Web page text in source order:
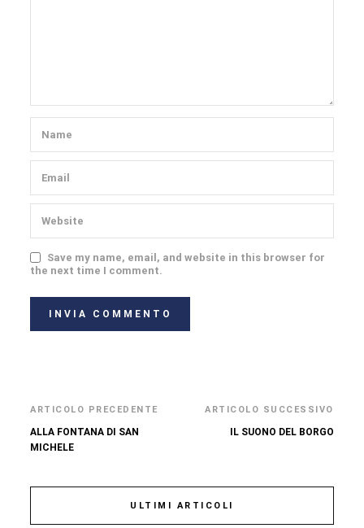
Save my name, email, and website in this browser for
the next time I comment.
ARTICOLO PRECEDENTE
ALLA FONTANA DI SAN
MICHELE
ARTICOLO SUCCESSIVO
IL SUONO DEL BORGO
ULTIMI ARTICOLI